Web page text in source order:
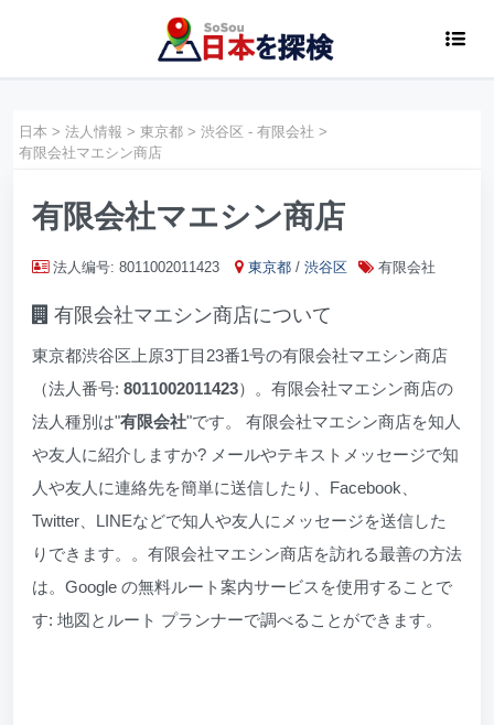
日本 > 法人情報 > 東京都 > 渋谷区 - 有限会社 >
有限会社マエシン商店
有限会社マエシン商店
法人编号: 8011002011423 東京都 / 渋谷区 有限会社
有限会社マエシン商店について
東京都渋谷区上原3丁目23番1号の有限会社マエシン商店
（法人番号: 8011002011423）。有限会社マエシン商店の
法人種別は"有限会社"です。 有限会社マエシン商店を知人
や友人に紹介しますか? メールやテキストメッセージで知
人や友人に連絡先を簡単に送信したり、Facebook、
Twitter、LINEなどで知人や友人にメッセージを送信した
りできます。。有限会社マエシン商店を訪れる最善の方法
は。Google の無料ルート案内サービスを使用することで
す: 地図とルート プランナーで調べることができます。